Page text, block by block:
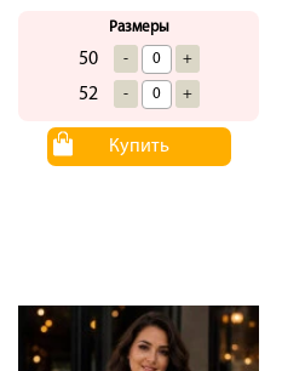
Размеры
50 - +
52 - +
Купить